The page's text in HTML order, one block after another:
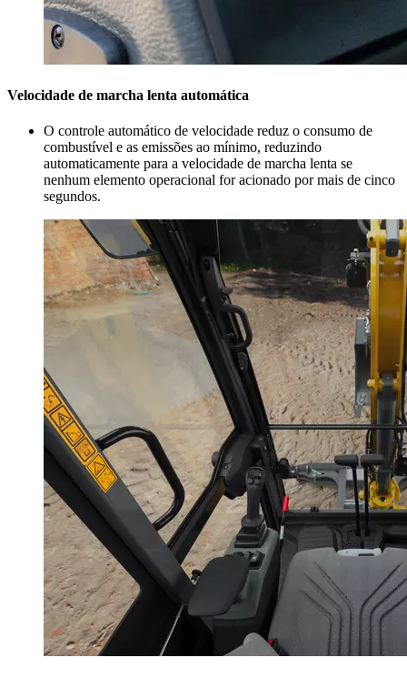
Velocidade de marcha lenta automática
O controle automático de velocidade reduz o consumo de
combustível e as emissões ao mínimo, reduzindo
automaticamente para a velocidade de marcha lenta se
nenhum elemento operacional for acionado por mais de cinco
segundos.